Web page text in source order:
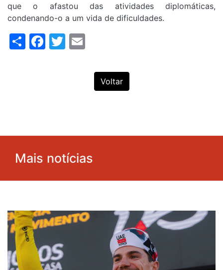
que o afastou das atividades diplomáticas,
condenando-o a um vida de dificuldades.
ShareFacebook
Twitter
Voltar
Mais notícias